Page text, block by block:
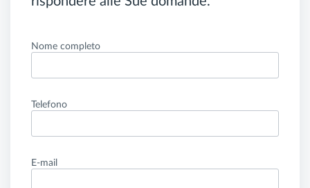
Nome completo
Telefono
E-mail